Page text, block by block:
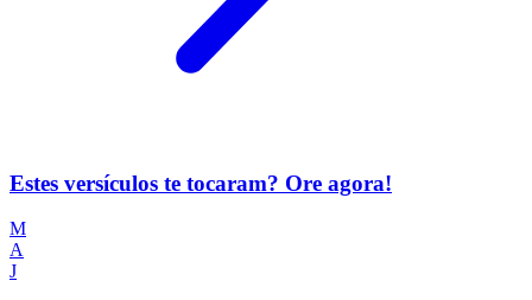
Estes versículos te tocaram? Ore agora!
M
A
J